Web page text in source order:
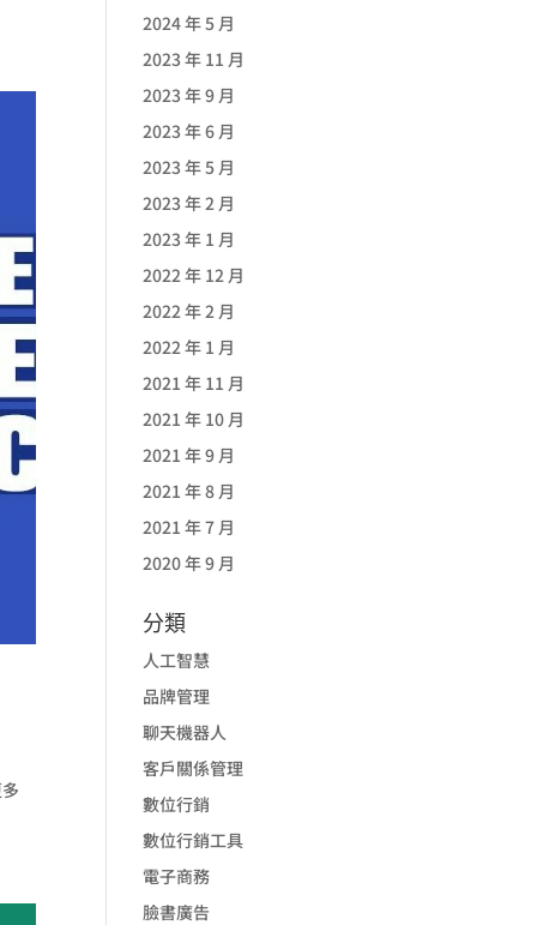
2024 年 5 月
2023 年 11 月
2023 年 9 月
2023 年 6 月
2023 年 5 月
2023 年 2 月
2023 年 1 月
2022 年 12 月
2022 年 2 月
2022 年 1 月
2021 年 11 月
2021 年 10 月
2021 年 9 月
2021 年 8 月
2021 年 7 月
2020 年 9 月
分類
人工智慧
品牌管理
聊天機器人
客戶關係管理
數位行銷
數位行銷工具
電子商務
臉書廣告